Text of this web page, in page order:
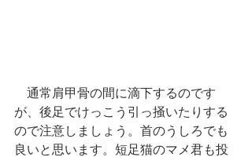
通常肩甲骨の間に滴下するのです
が、後足でけっこう引っ掻いたりする
ので注意しましょう。首のうしろでも
良いと思います。短足猫のマメ君も投